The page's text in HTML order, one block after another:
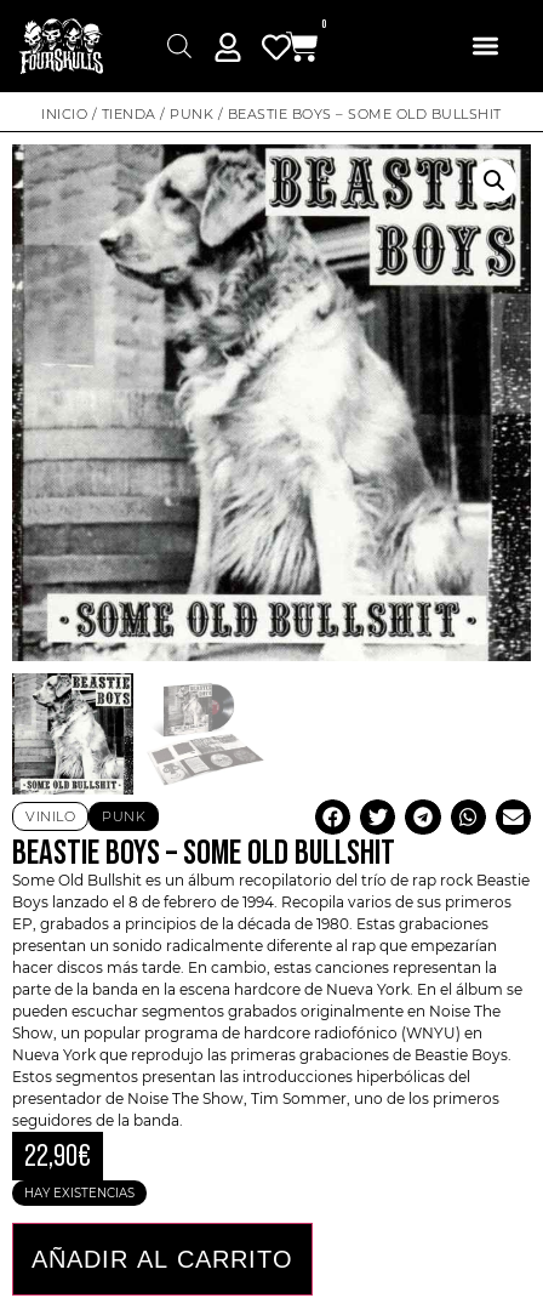
0
INICIO / TIENDA / PUNK / BEASTIE BOYS – SOME OLD BULLSHIT
VINILO PUNK
BEASTIE BOYS – SOME OLD BULLSHIT
Some Old Bullshit es un álbum recopilatorio del trío de rap rock Beastie
Boys lanzado el 8 de febrero de 1994. Recopila varios de sus primeros
EP, grabados a principios de la década de 1980. Estas grabaciones
presentan un sonido radicalmente diferente al rap que empezarían
hacer discos más tarde. En cambio, estas canciones representan la
parte de la banda en la escena hardcore de Nueva York. En el álbum se
pueden escuchar segmentos grabados originalmente en Noise The
Show, un popular programa de hardcore radiofónico (WNYU) en
Nueva York que reprodujo las primeras grabaciones de Beastie Boys.
Estos segmentos presentan las introducciones hiperbólicas del
presentador de Noise The Show, Tim Sommer, uno de los primeros
seguidores de la banda.
22,90€
HAY EXISTENCIAS
AÑADIR AL CARRITO